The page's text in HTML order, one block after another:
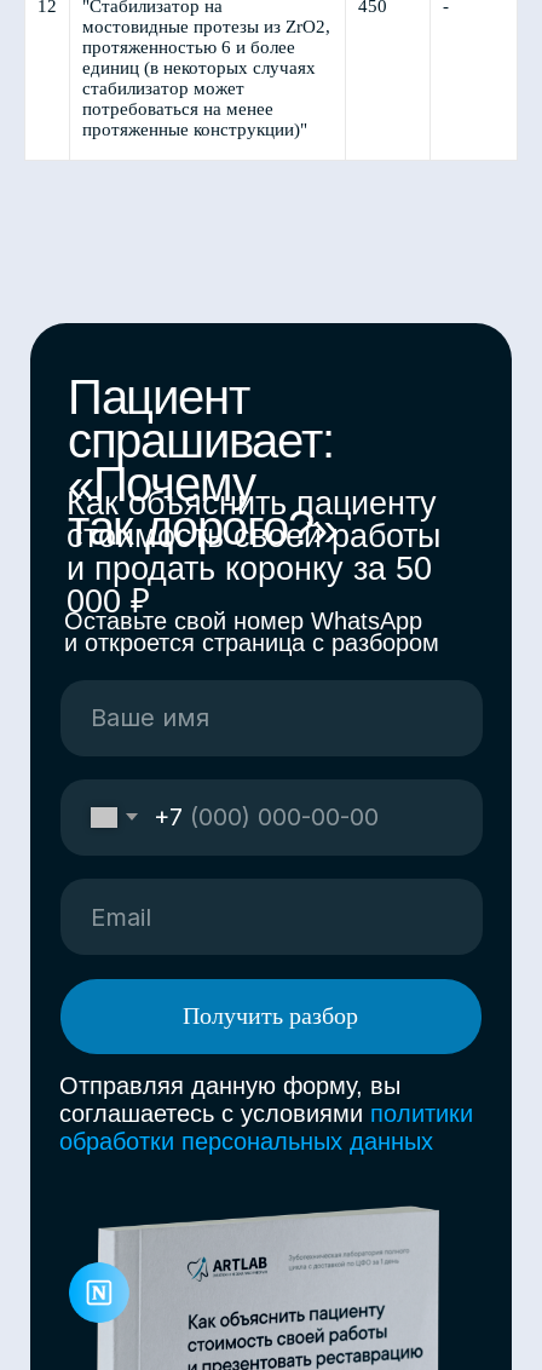
12
"Стабилизатор на
мостовидные протезы из ZrO2,
протяженностью 6 и более
единиц (в некоторых случаях
стабилизатор может
потребоваться на менее
протяженные конструкции)"
450 -
Оставьте свой номер WhatsApp
Отправляя данную форму, вы
соглашаетесь с условиямиполитики
обработки персональных данных
спрашивает:
«Почему
так дорого?»
Как объяснить пациенту
стоимость своей работы
и продать коронку за 50
000 ₽
Получить разбор
Изделия на основе Пресс-керамики
(Ivoclar E.max, Лихтенштейн)